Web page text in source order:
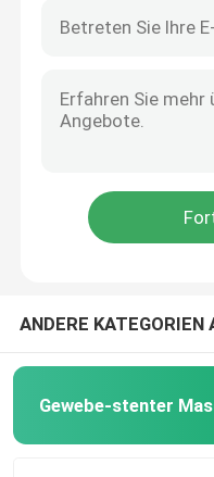
ANDERE KATEGORIEN
Gewebe-stenter